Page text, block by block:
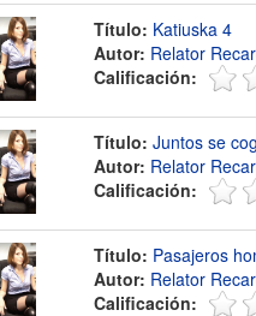
Título: Katiuska 4
Autor: Relator
Calificación:
Título: Juntos se
Autor: Relator
Calificación:
Título: Pasajeros
Autor: Relator
Calificación: